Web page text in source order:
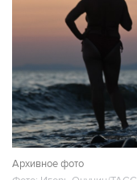
Архивное фото